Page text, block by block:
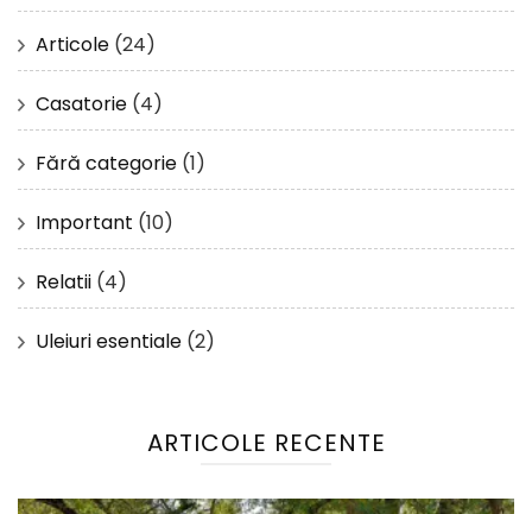
Articole (24)
Casatorie (4)
Fără categorie (1)
Important (10)
Relatii (4)
Uleiuri esentiale (2)
ARTICOLE RECENTE